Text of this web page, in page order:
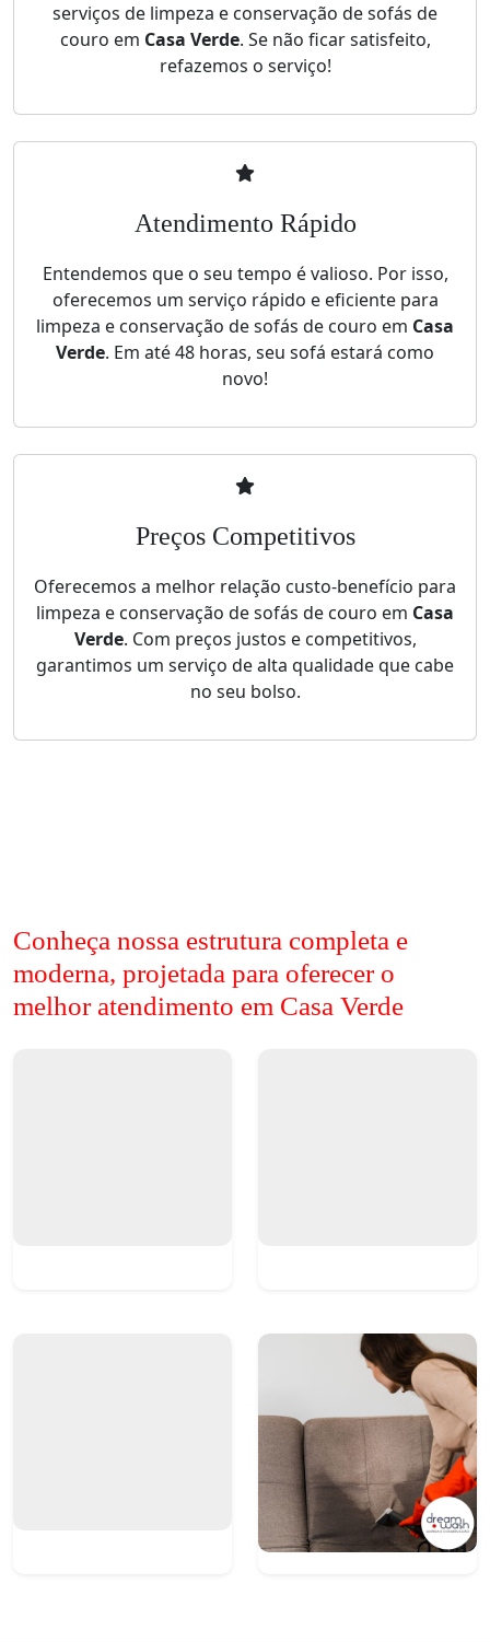
serviços de limpeza e conservação de sofás de
couro em Casa Verde. Se não ficar satisfeito,
refazemos o serviço!
Atendimento Rápido
Entendemos que o seu tempo é valioso. Por isso,
oferecemos um serviço rápido e eficiente para
limpeza e conservação de sofás de couro em Casa
Verde. Em até 48 horas, seu sofá estará como
novo!
Preços Competitivos
Oferecemos a melhor relação custo-benefício para
limpeza e conservação de sofás de couro em Casa
Verde. Com preços justos e competitivos,
garantimos um serviço de alta qualidade que cabe
no seu bolso.
Conheça nossa estrutura completa e
moderna, projetada para oferecer o
melhor atendimento em Casa Verde